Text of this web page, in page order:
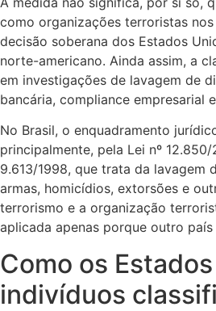
como organizações terroristas
decisão soberana dos Estados
norte-americano. Ainda assim, a
em investigações de lavagem de
bancária, compliance empresarial
No Brasil, o enquadramento
principalmente, pela Lei nº
9.613/1998, que trata da lavagem
armas, homicídios, extorsões e
terrorismo e a organização
aplicada apenas porque outro
Como os
indivíduos